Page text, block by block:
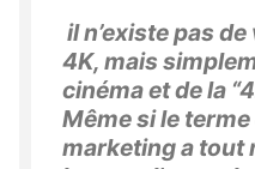
il n’existe pas
4K, mais
cinéma et de la
Même si le terme
marketing a tout